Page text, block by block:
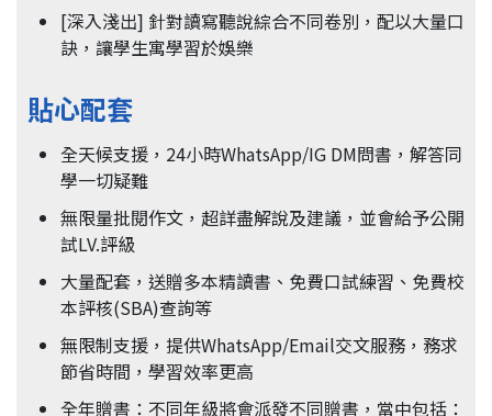
[深入淺出] 針對讀寫聽說綜合不同卷別，配以大量口
訣，讓學生寓學習於娛樂
貼心配套
全天候支援，24小時WhatsApp/IG DM問書，解答同
學一切疑難
無限量批閱作文，超詳盡解說及建議，並會給予公開
試LV.評級
大量配套，送贈多本精讀書、免費口試練習、免費校
本評核(SBA)查詢等
無限制支援，提供WhatsApp/Email交文服務，務求
節省時間，學習效率更高
全年贈書：不同年級將會派發不同贈書，當中包括：